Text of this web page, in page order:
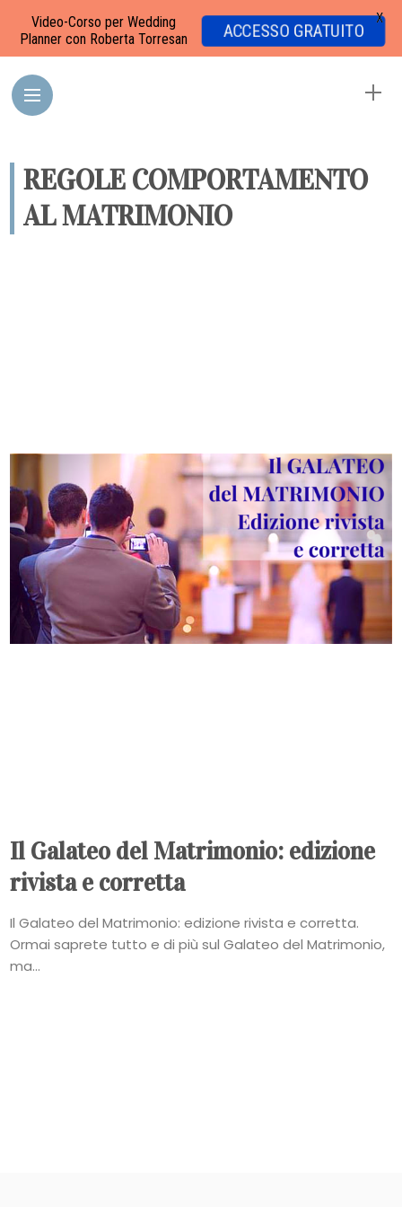
REGOLE COMPORTAMENTO
AL MATRIMONIO
Il Galateo del Matrimonio: edizione
rivista e corretta
Il Galateo del Matrimonio: edizione rivista e corretta.
Ormai saprete tutto e di più sul Galateo del Matrimonio,
ma...
Video-Corso per Wedding
Planner con Roberta Torresan
ACCESSO GRATUITO
X